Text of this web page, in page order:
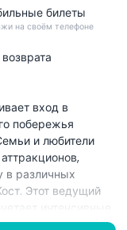
билеты
на своём телефоне
вход в
побережья
и любители
в различных
Этот ведущий
интенсивные
в